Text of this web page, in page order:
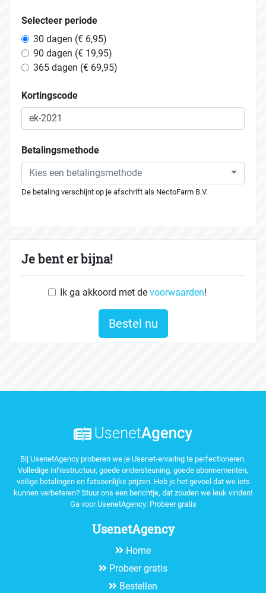
Selecteer periode
30 dagen (€ 6,95)
90 dagen (€ 19,95)
365 dagen (€ 69,95)
Kortingscode
Betalingsmethode
Kies een betalingsmethode
De betaling verschijnt op je afschrift als NectoFarm B.V.
Je bent er bijna!
Ik ga akkoord met de voorwaarden!
Bestel nu
Bij UsenetAgency proberen we je Usenet-ervaring te perfectioneren.
Volledige infrastructuur, goede ondersteuning, goede abonnementen,
veilige betalingen en fatsoenlijke prijzen. Heb je het gevoel dat we iets
kunnen verbeteren? Stuur ons een berichtje, dat zouden we leuk vinden!
Ga voor UsenetAgency: Probeer gratis
UsenetAgency
Home
Probeer gratis
Bestellen